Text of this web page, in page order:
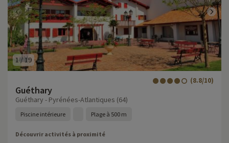
1/19
Guéthary
(8.8/10)
Guéthary - Pyrénées-Atlantiques (64)
Piscine intérieure Plage à 500 m
Découvrir activités à proximité